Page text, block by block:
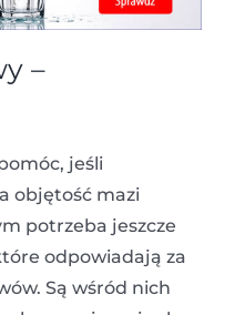
–
jeśli
objętość mazi
potrzeba jeszcze
odpowiadają za
Są wśród nich